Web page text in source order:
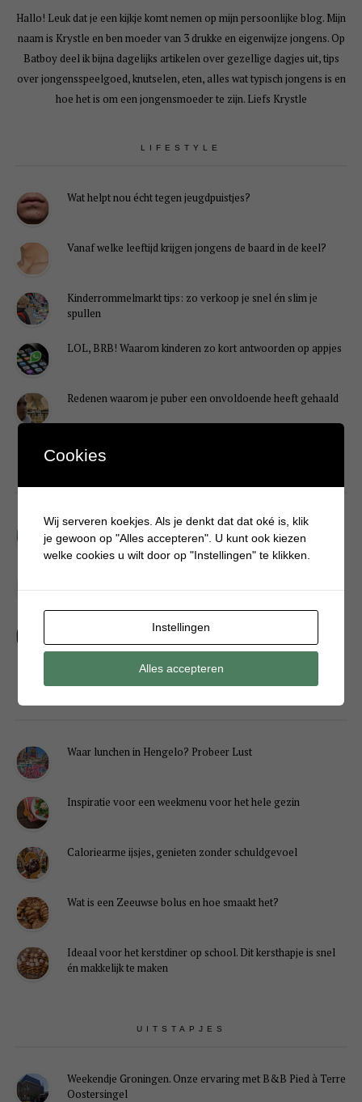
Hallo! Leuk dat je een kijkje komt nemen op mijn persoonlijke blog. Mijn
naam is Krystle en ben moeder van 3 drukke en eigenwijze jongens. Op
Batboy deel ik bijna dagelijks artikelen over gezellige dagjes uit, tips
over jongensspeelgoed, knutselen, eten, alles wat typisch jongens is en
hoe het is om een jongensmoeder te zijn. Liefs Krystle
LIFESTYLE
Wat helpt nou écht tegen jeugdpuistjes?
Vanaf welke leeftijd krijgen jongens de baard in de keel?
Kinderrommelmarkt tips: zo verkoop je snel én slim je
spullen
LOL, BRB! Waarom kinderen zo kort antwoorden op appjes
Redenen waarom je puber een onvoldoende heeft gehaald
Simpele DIY: Maak een geurroos van watten
Sneeuwpopkrans maken om bij de voordeur te hangen
Waar lunchen in Hengelo? Probeer Lust
Inspiratie voor een weekmenu voor het hele gezin
Caloriearme ijsjes, genieten zonder schuldgevoel
Wat is een Zeeuwse bolus en hoe smaakt het?
Ideaal voor het kerstdiner op school. Dit kersthapje is snel
én makkelijk te maken
UITSTAPJES
Weekendje Groningen. Onze ervaring met B&B Pied à Terre
Oostersingel
Cookies
Wij serveren koekjes. Als je denkt dat dat oké is, klik
je gewoon op "Alles accepteren". U kunt ook kiezen
welke cookies u wilt door op "Instellingen" te klikken.
Instellingen
Alles accepteren